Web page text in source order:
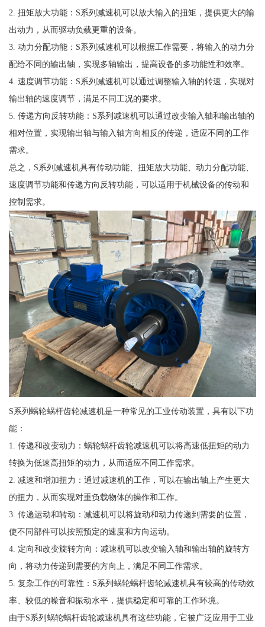
2. 扭矩放大功能：S系列减速机可以放大输入的扭矩，提供更大的输
出动力，从而驱动负载更重的设备。
3. 动力分配功能：S系列减速机可以根据工作需要，将输入的动力分
配给不同的输出轴，实现多轴输出，提高设备的多功能性和效率。
4. 速度调节功能：S系列减速机可以通过调整输入轴的转速，实现对
输出轴的速度调节，满足不同工况的要求。
5. 传递方向反转功能：S系列减速机可以通过改变输入轴和输出轴的
相对位置，实现输出轴与输入轴方向相反的传递，适应不同的工作
需求。
总之，S系列减速机具有传动功能、扭矩放大功能、动力分配功能、
速度调节功能和传递方向反转功能，可以适用于机械设备的传动和
控制需求。
S系列蜗轮蜗杆齿轮减速机是一种常见的工业传动装置，具有以下功
能：
1. 传递和改变动力：蜗轮蜗杆齿轮减速机可以将高速低扭矩的动力
转换为低速高扭矩的动力，从而适应不同工作需求。
2. 减速和增加扭力：通过减速机的工作，可以在输出轴上产生更大
的扭力，从而实现对重负载物体的操作和工作。
3. 传递运动和转动：减速机可以将旋动和动力传递到需要的位置，
使不同部件可以按照预定的速度和方向运动。
4. 定向和改变旋转方向：减速机可以改变输入轴和输出轴的旋转方
向，将动力传递到需要的方向上，满足不同工作需求。
5. 复杂工作的可靠性：S系列蜗轮蜗杆齿轮减速机具有较高的传动效
率、较低的噪音和振动水平，提供稳定和可靠的工作环境。
由于S系列蜗轮蜗杆齿轮减速机具有这些功能，它被广泛应用于工业